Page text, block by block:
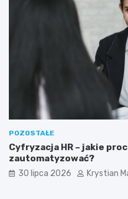
POZOSTAŁE
Cyfryzacja HR – jakie
zautomatyzować?
30 lipca 2026 Krystian